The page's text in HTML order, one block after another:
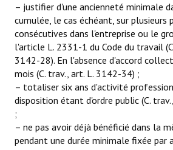
AUTHENTIFICATION
- Via l'Intranet SCALIAN
- Via le site Internet du CSE SCALIAN
- Via la BAL SCALIAN
Tuto Authentification / Problème de
– justifier d'une ancienneté minimale
cumulée, le cas échéant, sur plusieurs
consécutives dans l'entreprise ou le
l'article L. 2331-1 du Code du travail
3142-28). En l'absence d'accord
mois (C. trav., art. L. 3142-34) ;
– totaliser six ans d'activité
disposition étant d'ordre public (C.
;
– ne pas avoir déjà bénéficié dans la
pendant une durée minimale fixée